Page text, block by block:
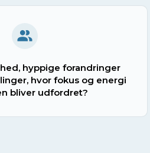
hyppige forandringer
hvor fokus og energi
bliver udfordret?